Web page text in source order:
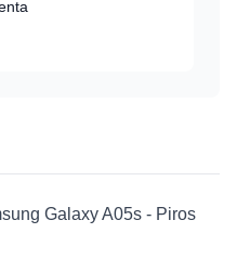
Galaxy A05s - Piros